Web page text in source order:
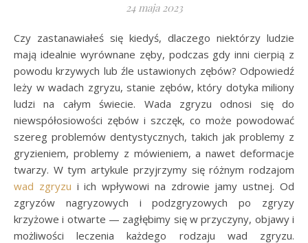
24 maja 2023
Czy zastanawiałeś się kiedyś, dlaczego niektórzy ludzie
mają idealnie wyrównane zęby, podczas gdy inni cierpią z
powodu krzywych lub źle ustawionych zębów? Odpowiedź
leży w wadach zgryzu, stanie zębów, który dotyka miliony
ludzi na całym świecie. Wada zgryzu odnosi się do
niewspółosiowości zębów i szczęk, co może powodować
szereg problemów dentystycznych, takich jak problemy z
gryzieniem, problemy z mówieniem, a nawet deformacje
twarzy. W tym artykule przyjrzymy się różnym rodzajom
wad zgryzu i ich wpływowi na zdrowie jamy ustnej. Od
zgryzów nagryzowych i podzgryzowych po zgryzy
krzyżowe i otwarte — zagłębimy się w przyczyny, objawy i
możliwości leczenia każdego rodzaju wad zgryzu.